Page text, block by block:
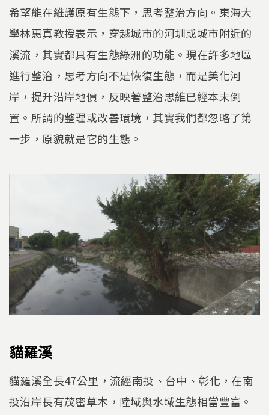
希望能在維護原有生態下，思考整治方向。東海大
學林惠真教授表示，穿越城市的河圳或城市附近的
溪流，其實都具有生態綠洲的功能。現在許多地區
進行整治，思考方向不是恢復生態，而是美化河
岸，提升沿岸地價，反映著整治思維已經本末倒
置。所謂的整理或改善環境，其實我們都忽略了第
一步，原貌就是它的生態。
貓羅溪
貓羅溪全長47公里，流經南投、台中、彰化，在南
投沿岸長有茂密草木，陸域與水域生態相當豐富。